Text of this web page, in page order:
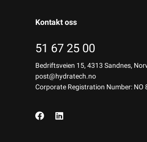
Kontakt oss
51 67 25 00
Bedriftsveien 15, 4313 Sandnes,
post@hydratech.no
Corporate Registration Number: NO